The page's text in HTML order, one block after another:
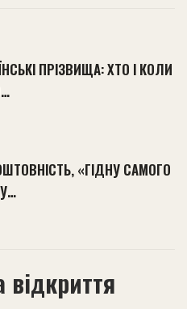
ПРІЗВИЩА: ХТО І КОЛИ
«ГІДНУ САМОГО